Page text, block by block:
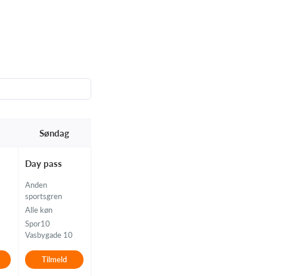
Søndag
Day pass
Anden
sportsgren
Alle køn
Spor10
Vasbygade 10
Tilmeld